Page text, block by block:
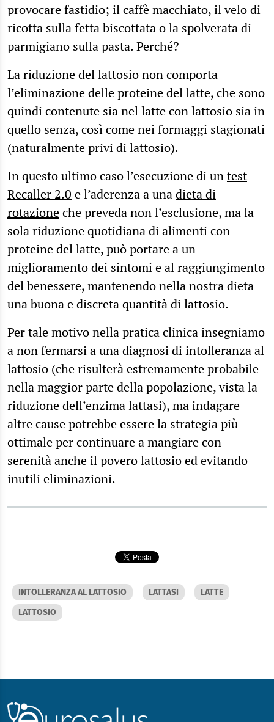
provocare fastidio; il caffè macchiato, il velo di
ricotta sulla fetta biscottata o la spolverata di
parmigiano sulla pasta. Perché?
La riduzione del lattosio non comporta
l’eliminazione delle proteine del latte, che sono
quindi contenute sia nel latte con lattosio sia in
quello senza, così come nei formaggi stagionati
(naturalmente privi di lattosio).
In questo ultimo caso l’esecuzione di untest
Recaller 2.0 e l’aderenza a unadieta di
rotazioneche preveda non l’esclusione, ma la
sola riduzione quotidiana di alimenti con
proteine del latte, può portare a un
miglioramento dei sintomi e al raggiungimento
del benessere, mantenendo nella nostra dieta
una buona e discreta quantità di lattosio.
Per tale motivo nella pratica clinica insegniamo
a non fermarsi a una diagnosi di intolleranza al
lattosio (che risulterà estremamente probabile
nella maggior parte della popolazione, vista la
riduzione dell’enzima lattasi), ma indagare
altre cause potrebbe essere la strategia più
ottimale per continuare a mangiare con
serenità anche il povero lattosio ed evitando
inutili eliminazioni.
INTOLLERANZA AL LATTOSIO LATTASI
LATTE
LATTOSIO